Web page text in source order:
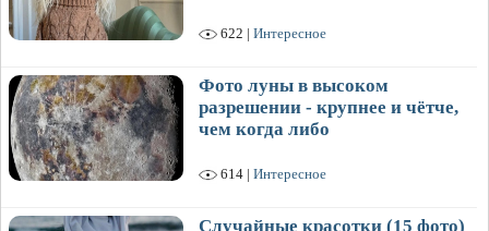
622 | Интересное
Фото луны в высоком
разрешении - крупнее и чётче,
чем когда либо
614 | Интересное
Случайные красотки (15 фото)